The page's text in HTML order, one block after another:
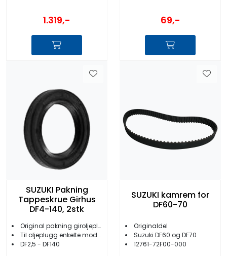
1.319,- 69,-
SUZUKI Pakning
Tappeskrue Girhus
DF4-140, 2stk
Original pakning giroljeplugg 2stk
Til oljeplugg enkelte modeller
DF2,5 - DF140
SUZUKI kamrem for
DF60-70
Originaldel
Suzuki DF60 og DF70
12761-72F00-000